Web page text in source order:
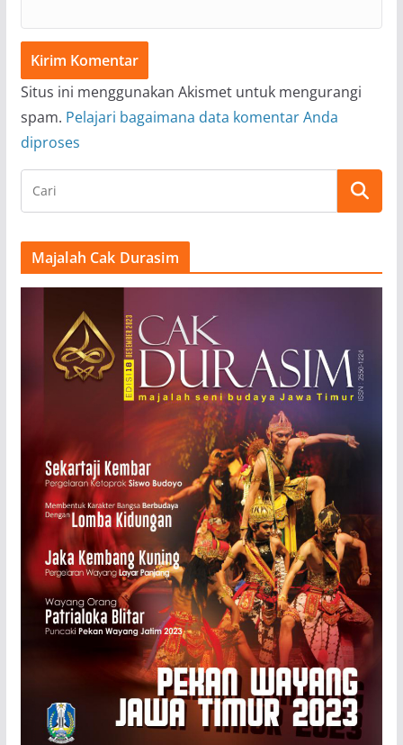
Situs ini menggunakan Akismet untuk mengurangi
spam. Pelajari bagaimana data komentar Anda
diproses
Majalah Cak Durasim